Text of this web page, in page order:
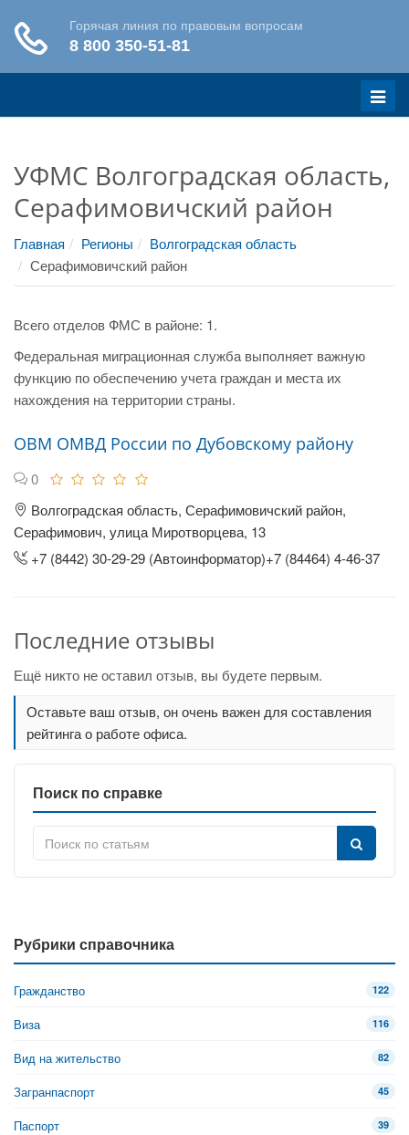
Меню
УФМС Волгоградская область,
Серафимовичский район
Главная Регионы
Волгоградская область
Серафимовичский район
Всего отделов ФМС в районе: 1.
Федеральная миграционная служба выполняет важную
функцию по обеспечению учета граждан и места их
нахождения на территории страны.
ОВМ ОМВД России по Дубовскому району
0
Волгоградская область, Серафимовичский район,
Серафимович, улица Миротворцева, 13
+7 (8442) 30-29-29 (Автоинформатор)+7 (84464) 4-46-37
Последние отзывы
Ещё никто не оставил отзыв, вы будете первым.
Оставьте ваш отзыв, он очень важен для составления
рейтинга о работе офиса.
Поиск по справке
Рубрики справочника
Гражданство 122
Виза 116
Вид на жительство 82
Загранпаспорт 45
Паспорт 39